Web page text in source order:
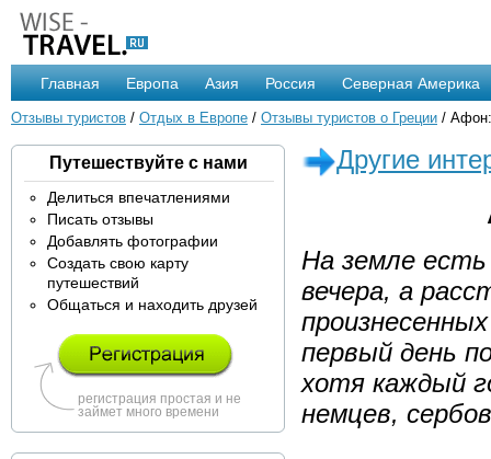
Главная Европа Азия Россия Северная Америка
Отзывы туристов / Отдых в Европе / Отзывы туристов о Греции /
Путешествуйте с нами
Делиться впечатлениями
Писать отзывы
Добавлять фотографии
Создать свою карту
путешествий
Общаться и находить друзей
регистрация простая и не
займет много времени
Другие
На земле
вечера, а
первый день
хотя каждый
немцев,